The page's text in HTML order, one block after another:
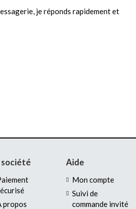
je réponds rapidement et
société
propos
Aide
Mon compte
Suivi de
commande invité